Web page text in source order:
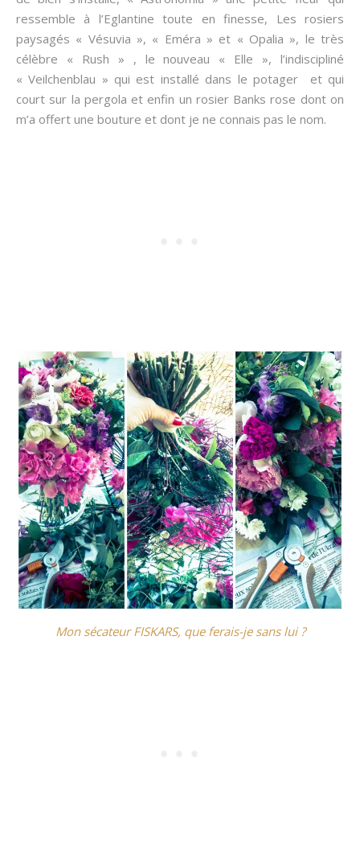
ressemble à l’Eglantine toute en finesse, Les rosiers
paysagés « Vésuvia », « Eméra » et « Opalia », le très
célèbre « Rush » , le nouveau « Elle », l’indiscipliné
« Veilchenblau » qui est installé dans le potager et qui
court sur la pergola et enfin un rosier Banks rose dont on
m’a offert une bouture et dont je ne connais pas le nom.
Mon sécateur FISKARS, que ferais-je sans lui ?